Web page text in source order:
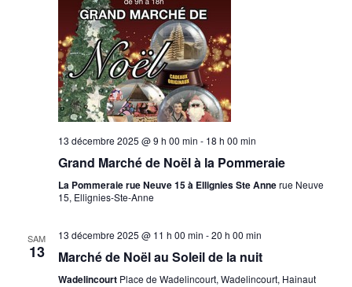
13 décembre 2025 @ 9 h 00 min - 18 h 00 min
Grand Marché de Noël à la Pommeraie
La Pommeraie rue Neuve 15 à Ellignies Ste Annerue Neuve
15, Ellignies-Ste-Anne
SAM
13
13 décembre 2025 @ 11 h 00 min -20 h 00 min
Marché de Noël au Soleil de la nuit
Wadelincourt Place de Wadelincourt, Wadelincourt, Hainaut